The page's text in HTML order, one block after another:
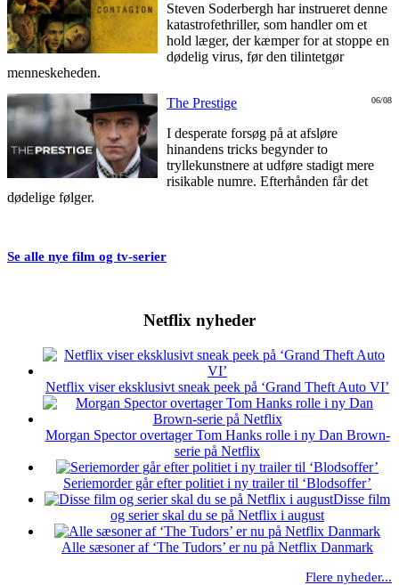
Steven Soderbergh har instrueret denne
katastrofethriller, som handler om et
hold læger, der kæmper for at stoppe en
dødelig virus, før den tilintetgør
menneskeheden.
06/08
The Prestige
I desperate forsøg på at afsløre
hinandens tricks begynder to
tryllekunstnere at udføre stadigt mere
risikable numre. Efterhånden får det
dødelige følger.
Se alle nye film og tv-serier
Netflix nyheder
Netflix viser eksklusivt sneak peek på ‘Grand Theft Auto VI’
Morgan Spector overtager Tom Hanks rolle i ny Dan Brown-
serie på Netflix
Seriemorder går efter politiet i ny trailer til ‘Blodsoffer’
Disse film
og serier skal du se på Netflix i august
Alle sæsoner af ‘The Tudors’ er nu på Netflix Danmark
Flere nyheder...